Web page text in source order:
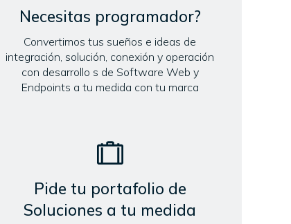
Necesitas programador?
Convertimos tus sueños e ideas de
integración, solución, conexión y operación
con desarrollo s de Software Web y
Endpoints a tu medida con tu marca
Pide tu portafolio de
Soluciones a tu medida